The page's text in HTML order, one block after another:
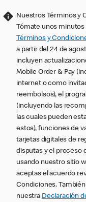
Nuestros Términos y
Tómate unos
Términos y
a partir del 24 de
incluyen
Mobile Order & Pay
internet o como
reembolsos), el
(incluyendo las
las cuales pueden
estos), funciones de
tarjetas digitales de
disputas y el proceso
usando nuestro sitio
aceptas el acuerdo
Condiciones.
nuestra Declaración